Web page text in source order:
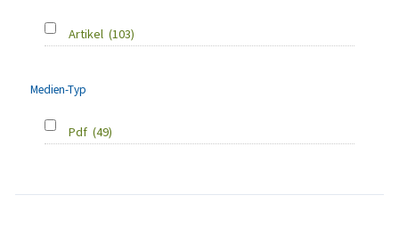
Artikel (103)
Medien-Typ
Pdf (49)